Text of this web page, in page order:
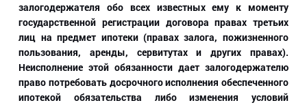
залогодержателя обо всех известных ему к моменту
государственной регистрации договора правах третьих
лиц на предмет ипотеки (правах залога, пожизненного
пользования, аренды, сервитутах и других правах).
Неисполнение этой обязанности дает залогодержателю
право потребовать досрочного исполнения обеспеченного
ипотекой обязательства либо изменения условий